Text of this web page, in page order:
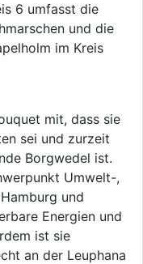
6 umfasst die
und die
im Kreis
mit, dass sie
sei und zurzeit
Borgwedel ist.
Umwelt-,
und
Energien und
ist sie
an der Leuphana